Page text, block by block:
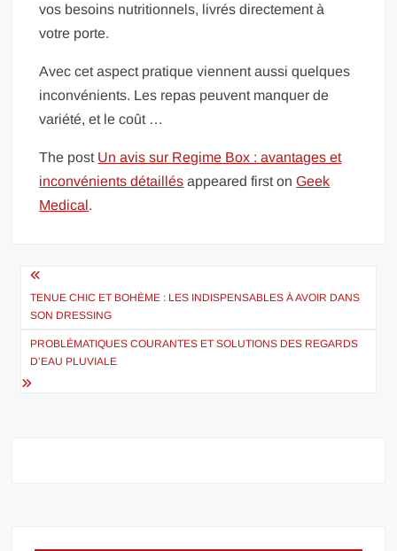
vos besoins nutritionnels, livrés directement à
votre porte.
Avec cet aspect pratique viennent aussi quelques
inconvénients. Les repas peuvent manquer de
variété, et le coût …
The post Un avis sur Regime Box : avantages et
inconvénients détaillés appeared first onGeek
Medical.
Navigation
de
l’article
TENUE CHIC ET BOHÈME : LES INDISPENSABLES À AVOIR DANS
SON DRESSING
PROBLÉMATIQUES COURANTES ET SOLUTIONS DES REGARDS
D’EAU PLUVIALE